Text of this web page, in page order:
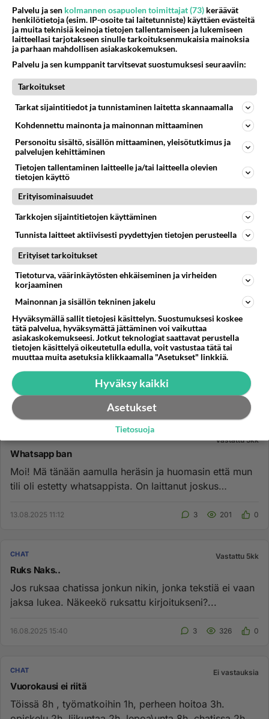
Vastattu 5kk
kuusibaari
kuusibaarissa pinnan alla kytenyt jo kuukausia
turhautuminen luotsien toimintaa,tai nimenomaan
toimettomuutta koskien mi...
11.08.2025 18:42 24 625 2
Vastattu 10kk
että ne toiset, tulevat sättiin vain riitelemään,
arvostelemaan, vitt.kett.ärsyttämään, hankaloittamaan
toisten sätissä ...
12.08.2025 08:02
Vastattu 5kk
Whatsapp ban
Moi! Mä tänään aamulla heräsin ja huomasin että mun
tili oli estetty whatsappista. On laittanut joskus
13.08.2025 11:12 3 201 0
CHAT Vastattu 5kk
Ruks Naks..
Jos ruksaa chatissa jonkun nikin, jonka tekstiä ei vaan
jaksa lukea. Näkeekö ruksattu kirjoitukseni?...
16.08.2025 15:40 3 326 0
CHAT Ei vastauksia
Vuorokausi ei riitä
Töissä 8h , työmatkoihin 1h, perheen hoitoa 3h.
Palvelu ja sen kolmannen osapuolen toimittajat (73) keräävät
henkilötietoja (esim. IP-osoite tai laitetunniste) käyttäen evästeitä
ja muita teknisiä keinoja tietojen tallentamiseen ja lukemiseen
laitteellasi tarjotakseen sinulle tarkoituksenmukaisia mainoksia
ja parhaan mahdollisen asiakaskokemuksen.
Palvelu ja sen kumppanit tarvitsevat suostumuksesi seuraaviin:
Tarkoitukset
Tarkat sijaintitiedot ja tunnistaminen laitetta skannaamalla
Kohdennettu mainonta ja mainonnan mittaaminen
Personoitu sisältö, sisällön mittaaminen, yleisötutkimus ja
palvelujen kehittäminen
Tietojen tallentaminen laitteelle ja/tai laitteella olevien
tietojen käyttö
Erityisominaisuudet
Tarkkojen sijaintitietojen käyttäminen
Tunnista laitteet aktiivisesti pyydettyjen tietojen perusteella
Erityiset tarkoitukset
Tietoturva, väärinkäytösten ehkäiseminen ja virheiden
korjaaminen
Mainonnan ja sisällön tekninen jakelu
Hyväksymällä sallit tietojesi käsittelyn. Suostumuksesi koskee
tätä palvelua, hyväksymättä jättäminen voi vaikuttaa
asiakaskokemukseesi. Jotkut teknologiat saattavat perustella
tietojen käsittelyä oikeutetulla edulla, voit vastustaa tätä tai
muuttaa muita asetuksia klikkaamalla "Asetukset" linkkiä.
Hyväksy kaikki
Asetukset
Tietosuoja